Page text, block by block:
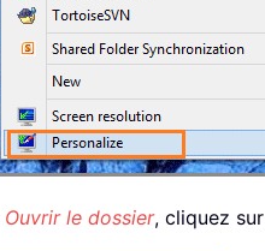
Ouvrir le dossier, cliquez sur